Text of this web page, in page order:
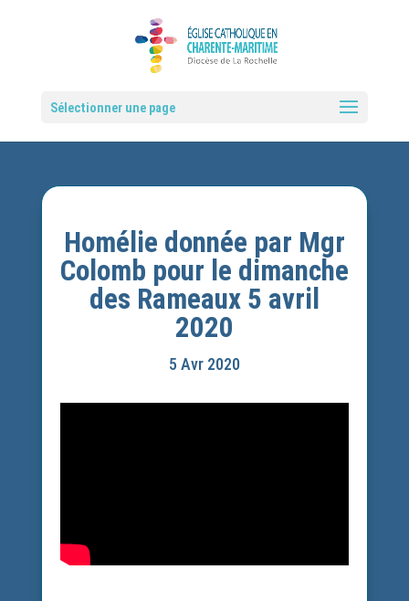
Sélectionner une page
Homélie donnée par Mgr
Colomb pour le dimanche
des Rameaux 5 avril
2020
5 Avr 2020